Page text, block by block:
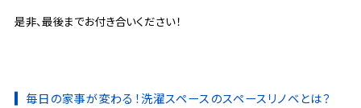
是非、最後までお付き合いください！
毎日の家事が変わる！洗濯スペースのスペースリノベとは？